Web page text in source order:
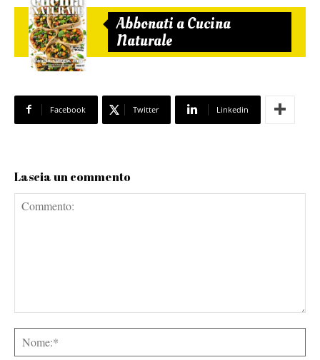
Abbonati a Cucina
Naturale
Facebook Twitter Linkedin
Lascia un commento